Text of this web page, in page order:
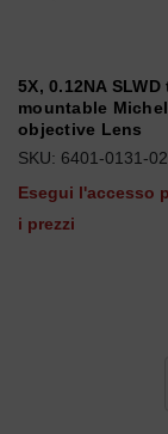
5X, 0.12NA
mountable
objective Lens
SKU: 6401-0131-02
Esegui l'accesso
i prezzi